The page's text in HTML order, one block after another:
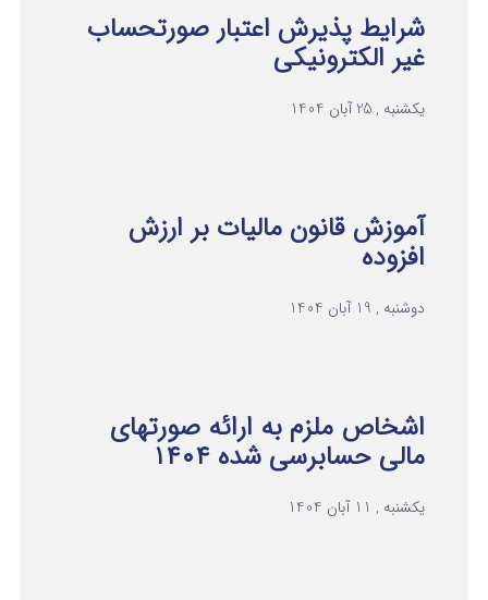
شرایط پذیرش اعتبار صورتحساب
غیر الکترونیکی
یکشنبه , 25 آبان 1404
آموزش قانون مالیات بر ارزش
افزوده
دوشنبه , 19 آبان 1404
اشخاص ملزم به ارائه صورتهای
مالی حسابرسی شده ۱۴۰۴
یکشنبه , 11 آبان 1404